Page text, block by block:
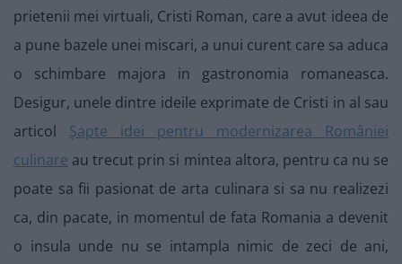
prietenii mei virtuali, Cristi Roman, care a avut ideea de
a pune bazele unei miscari, a unui curent care sa aduca
o schimbare majora in gastronomia romaneasca.
Desigur, unele dintre ideile exprimate de Cristi in al sau
articol Șapte idei pentru modernizarea României
culinare au trecut prin si mintea altora, pentru ca nu se
poate sa fii pasionat de arta culinara si sa nu realizezi
ca, din pacate, in momentul de fata Romania a devenit
o insula unde nu se intampla nimic de zeci de ani,